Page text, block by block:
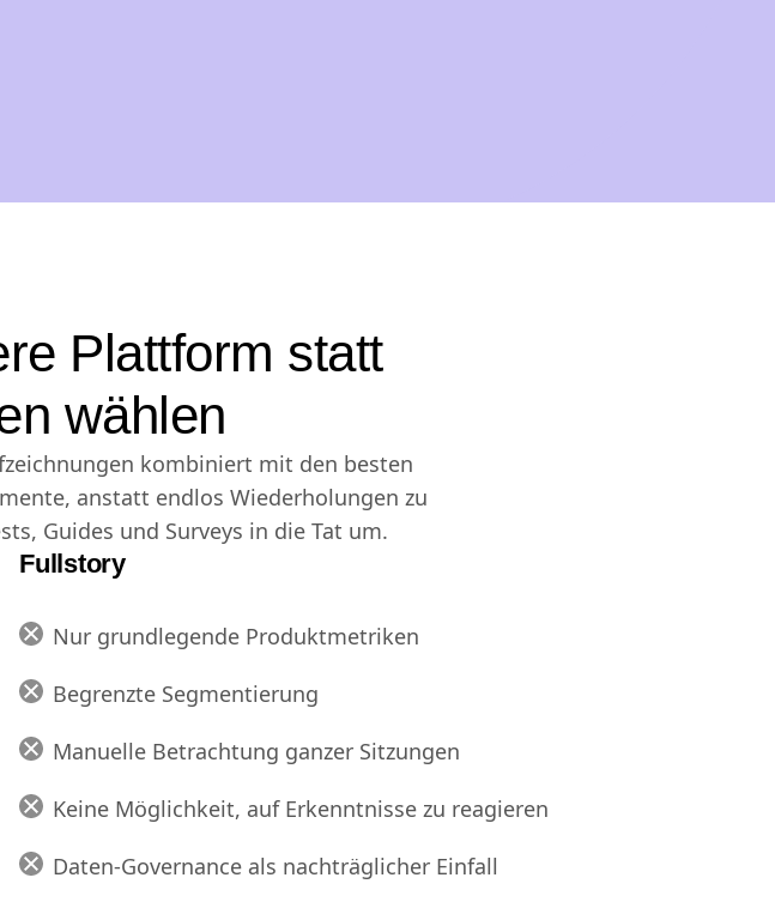
Plattform statt
wählen
kombiniert mit den besten
anstatt endlos Wiederholungen zu
Fullstory
Nur grundlegende Produktmetriken
Begrenzte Segmentierung
Manuelle Betrachtung ganzer Sitzungen
Keine Möglichkeit, auf Erkenntnisse zu reagieren